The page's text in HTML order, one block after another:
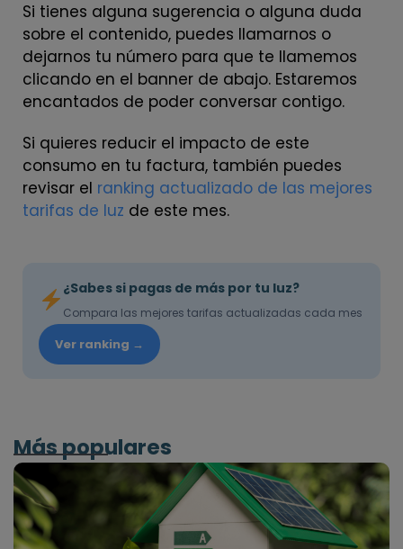
Si tienes alguna sugerencia o alguna duda
sobre el contenido, puedes llamarnos o
dejarnos tu número para que te llamemos
clicando en el banner de abajo. Estaremos
encantados de poder conversar contigo.
Si quieres reducir el impacto de este
consumo en tu factura, también puedes
revisar el ranking actualizado de las mejores
tarifas de luz de este mes.
¿Sabes si pagas de más por tu luz?
Compara las mejores tarifas actualizadas cada mes
Ver ranking →
Más populares